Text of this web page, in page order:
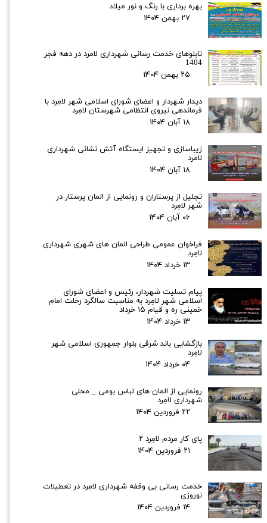
بهره برداری با رنگ و نور میلاد
۲۷ بهمن ۰۴
تابلوهای خدمت رسانی شهرداری لامرد در دهه فجر
1404
۲۵ بهمن ۰۴
دیدار شهردار و اعضای شورای اسلامی شهر لامِرد با
فرماندهی نیروی انتظامی شهرستان لامِرد
۱۸ آبان ۰۴
زیباسازی و تجهیز ایستگاه آتش نشانی شهرداری
لامرد
۱۸ آبان ۰۴
تجلیل از پرستاران و رونمایی از المان پرستار در
شهر لامِرد
۰۶ آبان ۰۴
فراخوان عمومی طراحی المان های شهری شهرداری
لامِرد
۱۳ خرداد ۰۴
پیام تسلیت شهردار، رئیس و اعضای شورای
اسلامی شهر لامِرد به مناسبت سالگرد رحلت امام
خمینی ره و قیام ۱۵ خرداد
۱۳ خرداد ۰۴
بازگشايی باند شرقی بلوار جمهوری اسلامی شهر
لامِرد
۰۴ خرداد ۰۴
رونمایی از المان های لباس بومی _ محلی
شهرداری لامِرد
۲۲ فروردین ۰۴
پای کار مردم لامِرد ۲
۲۱ فروردین ۰۴
خدمت رسانی بی وقفه شهرداری لامِرد در تعطیلات
نوروزی
۱۴ فروردین ۰۴